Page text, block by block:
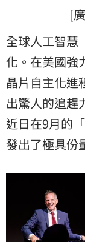
[
全球人工智慧
化。在美國強
晶片自主化進
出驚人的追趕
近日在9月的
發出了極具份